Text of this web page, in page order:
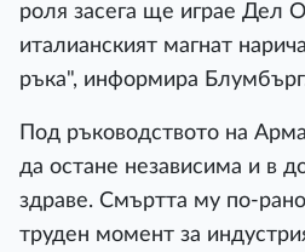
роля засега ще играе Дел
италианският магнат
ръка", информира
Под ръководството на
да остане независима и в
здраве. Смъртта му по-
труден момент за